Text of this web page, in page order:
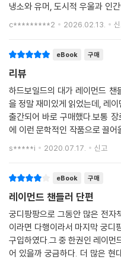
로스 맥도널드, 마이클 코넬리,
러에게 영향을 받았다고 공언한
이상은 챈들러와 도스토옙스키
대한 애정을 밝혀 왔다. 또 폴 오
하는 새로운 방식을 고안해 낸
지 않았다”라고 극찬했다.
챈들러는 미완의 소설 『푸들 스
소설 스물다섯 편, 에세이 일곱
들러가 펄프 매거진에 기고했던
텍티브》에 기고했던 「붉은 바람」
리」, 그 외 매거진에 실은 「눈 가
챈들러를 있게 한 위대한 미스터
생생하게 살아 있는 탐정소설 아
냉소와 유머, 도시적 우울과 인
합하는 좋은 글일지 기대가 됩니
c*********2 2026.02.13.
eBook 구매
리뷰
하드보일드의 대가 레이먼드 챈
을 정말 재미있게 읽었는데, 레
출간되어 바로 구매했다.보통
에 이런 문학적인 작품으로 끌
느껴진다.익히 알려진 장편들도
s*****i 2020.07.17. 신고
eBook 구매
레이먼드 챈들러 단편
궁디팡팡으로 그동안 많은 전자
이라면 다행이라서 마지막 궁디
구입하였다.그 중 한권인 레이먼드 챈들러 단편
어 있을까 궁금하다. 더 많은 현